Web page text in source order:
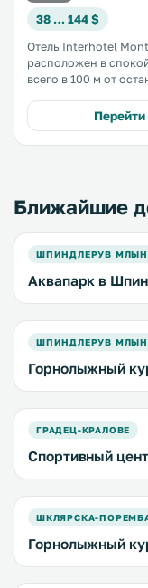
38 … 144 $
Отель Interhotel
расположен в
всего в 100 м от
горнолыжного
Петр. От центра курорта
Шпиндлерув Млин
Ближайшие
ШПИНДЛЕРУВ МЛЫН
Аквапарк в
ШПИНДЛЕРУВ МЛЫН
Горнолыжный
ГРАДЕЦ-КРАЛОВЕ
Спортивный
ШКЛЯРСКА-
Горнолыжный